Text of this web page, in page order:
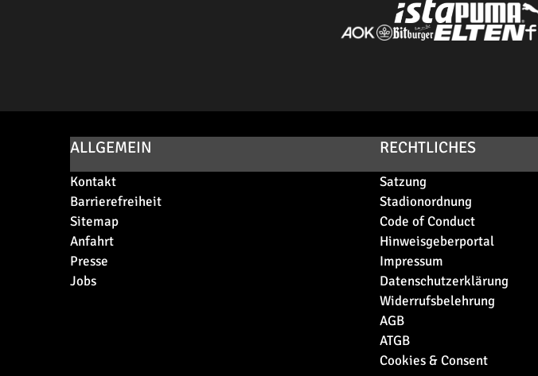
ALLGEMEIN
Kontakt
Barrierefreiheit
Sitemap
Anfahrt
Presse
Jobs
RECHTLICHES
Satzung
Stadionordnung
Code of Conduct
Hinweisgeberportal
Impressum
Datenschutzerklärung
Widerrufsbelehrung
AGB
ATGB
Cookies & Consent